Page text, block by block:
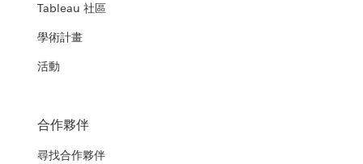
Tableau 社區
學術計畫
活動
合作夥伴
尋找合作夥伴